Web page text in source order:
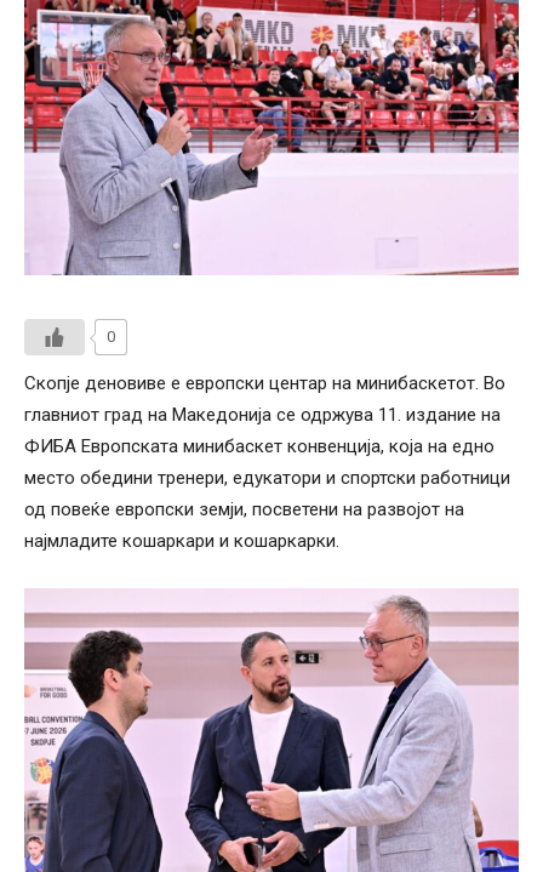
0
Скопје деновиве е европски центар на минибаскетот. Во
главниот град на Македонија се одржува 11. издание на
ФИБА Европската минибаскет конвенција, која на едно
место обедини тренери, едукатори и спортски работници
од повеќе европски земји, посветени на развојот на
најмладите кошаркари и кошаркарки.